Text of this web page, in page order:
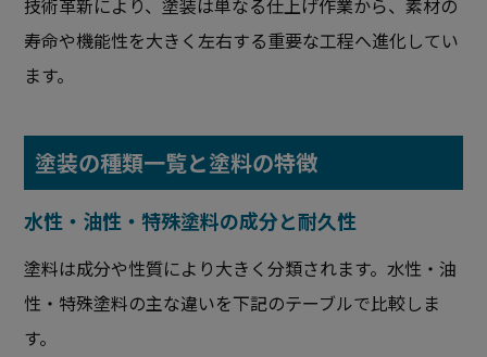
技術革新により、塗装は単なる仕上げ作業から、素材の
寿命や機能性を大きく左右する重要な工程へ進化してい
ます。
塗装の種類一覧と塗料の特徴
水性・油性・特殊塗料の成分と耐久性
塗料は成分や性質により大きく分類されます。水性・油
性・特殊塗料の主な違いを下記のテーブルで比較しま
す。